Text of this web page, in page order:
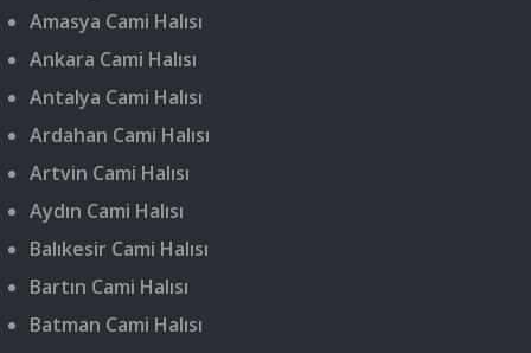
Amasya Cami Halısı
Ankara Cami Halısı
Antalya Cami Halısı
Ardahan Cami Halısı
Artvin Cami Halısı
Aydın Cami Halısı
Balıkesir Cami Halısı
Bartın Cami Halısı
Batman Cami Halısı